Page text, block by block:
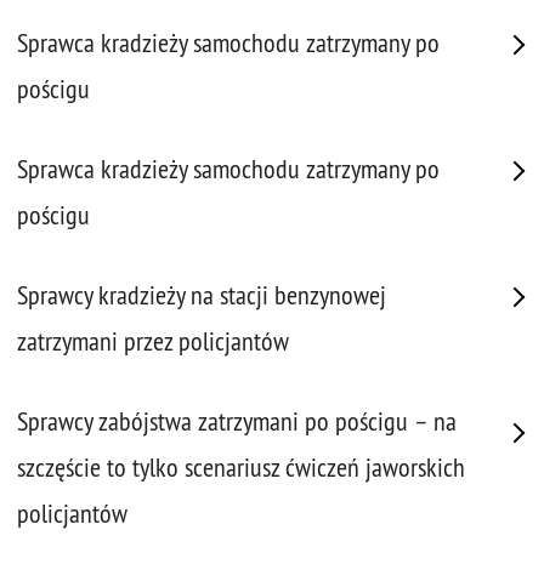
Sprawca kradzieży samochodu zatrzymany po
pościgu
Sprawca kradzieży samochodu zatrzymany po
pościgu
Sprawcy kradzieży na stacji benzynowej
zatrzymani przez policjantów
Sprawcy zabójstwa zatrzymani po pościgu – na
szczęście to tylko scenariusz ćwiczeń jaworskich
policjantów